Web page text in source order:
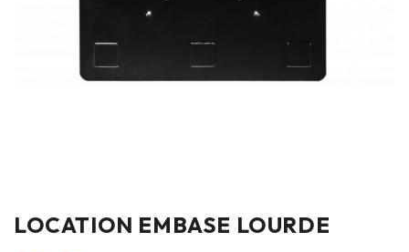
LOCATION EMBASE LOURDE